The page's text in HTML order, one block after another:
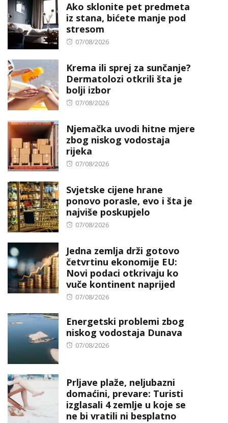
Ako sklonite pet predmeta
iz stana, bićete manje pod
stresom
Posted
07/08/2026
Krema ili sprej za sunčanje?
Dermatolozi otkrili šta je
bolji izbor
Posted
07/08/2026
Njemačka uvodi hitne mjere
zbog niskog vodostaja
rijeka
Posted
07/08/2026
Svjetske cijene hrane
ponovo porasle, evo i šta je
najviše poskupjelo
Posted
07/08/2026
Jedna zemlja drži gotovo
četvrtinu ekonomije EU:
Novi podaci otkrivaju ko
vuče kontinent naprijed
Posted
07/08/2026
Energetski problemi zbog
niskog vodostaja Dunava
Posted
07/08/2026
Prljave plaže, neljubazni
domaćini, prevare: Turisti
izglasali 4 zemlje u koje se
ne bi vratili ni besplatno